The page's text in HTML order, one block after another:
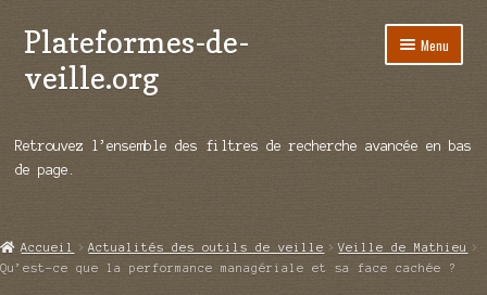
Aller
à
la
Aller
au
contenu
Plateformes-de-
veille.org
Menu
Répertoire d’ouitils
Démos vidéos
Ouvrir
Retrouvez l’ensemble des filtres de recherche avancée en bas
de page.
Accueil Actualités des outils de veille
Veille de Mathieu
Qu’est-ce que la performance managériale et sa face cachée ?